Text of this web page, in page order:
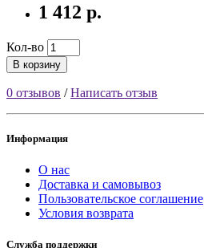
1 412 р.
Кол-во
В корзину
0 отзывов /Написать отзыв
Информация
О нас
Доставка и самовывоз
Пользовательское соглашение
Условия возврата
Служба поддержки